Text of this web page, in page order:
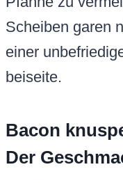
Scheiben garen
einer
beiseite.
Bacon
Der